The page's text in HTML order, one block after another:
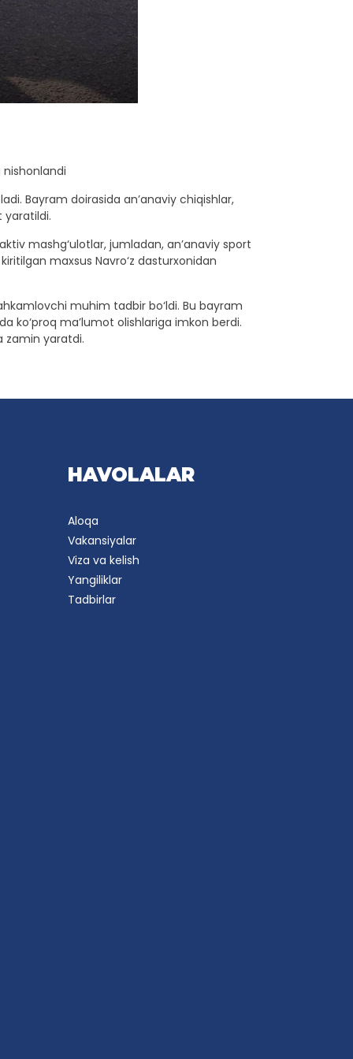
Bayram doirasida an’anaviy chiqishlar,
yaratildi.
mashg‘ulotlar, jumladan, an’anaviy sport
maxsus Navro‘z dasturxonidan
muhim tadbir bo‘ldi. Bu bayram
ko‘proq ma’lumot olishlariga imkon berdi.
zamin yaratdi.
HAVOLALAR
Aloqa
Vakansiyalar
Viza va kelish
Yangiliklar
Tadbirlar